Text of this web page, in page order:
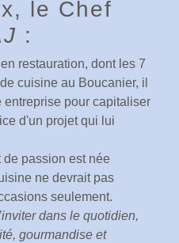
le Chef
:
restauration, dont les 7
cuisine au Boucanier, il
pour capitaliser
d'un projet qui lui
de passion est née
ne devrait pas
seulement.
dans le quotidien,
gourmandise et